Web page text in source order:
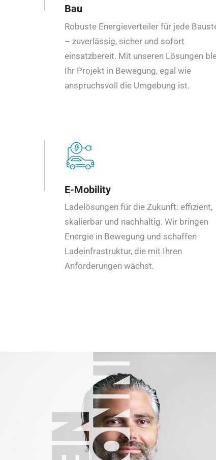
Bau
Robuste Energieverteiler für jede
– zuverlässig, sicher und sofort
einsatzbereit. Mit unseren Lösungen
Ihr Projekt in Bewegung, egal wie
anspruchsvoll die Umgebung ist.
E-Mobility
Ladelösungen für die Zukunft: effizient,
skalierbar und nachhaltig. Wir bringen
Energie in Bewegung und schaffen
Ladeinfrastruktur, die mit Ihren
Anforderungen wächst.